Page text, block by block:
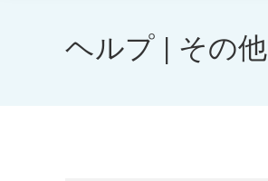
ヘルプ | その他